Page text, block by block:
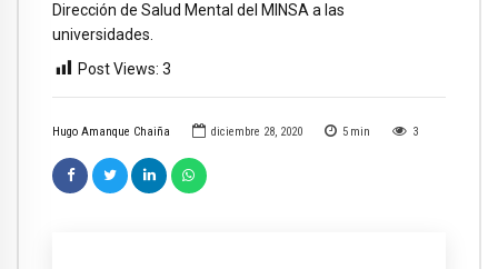
Hugo Amanque Chaiña diciembre 28, 2020 5 min 3
Dirección de Salud Mental del MINSA a las
universidades.
Post Views: 3